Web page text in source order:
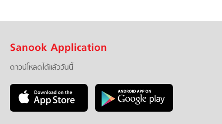
Sanook Application
ดาวน์โหลดได้แล้ววันนี้